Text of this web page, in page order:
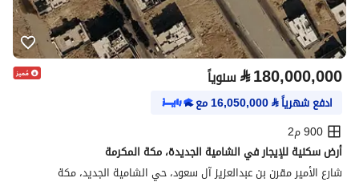
⃁180,000,000 سنوياً
ادفع شهرياً⃁
16,050,000مع
900 م2
أرض سكنية للإيجار في الشامية الجديدة، مكة المكرمة
شارع الأمير مقرن بن عبدالعزيز آل سعود، حي الشامية الجديد، مكة